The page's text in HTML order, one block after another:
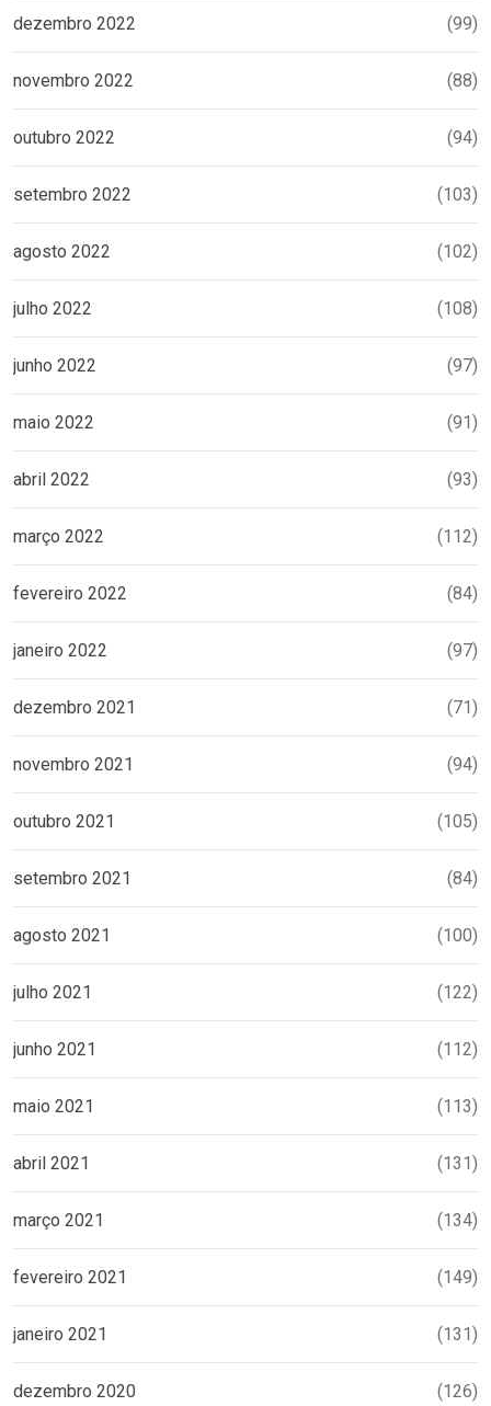
dezembro 2022 (99)
novembro 2022 (88)
outubro 2022 (94)
setembro 2022 (103)
agosto 2022 (102)
julho 2022 (108)
junho 2022 (97)
maio 2022 (91)
abril 2022 (93)
março 2022 (112)
fevereiro 2022 (84)
janeiro 2022 (97)
dezembro 2021 (71)
novembro 2021 (94)
outubro 2021 (105)
setembro 2021 (84)
agosto 2021 (100)
julho 2021 (122)
junho 2021 (112)
maio 2021 (113)
abril 2021 (131)
março 2021 (134)
fevereiro 2021 (149)
janeiro 2021 (131)
dezembro 2020 (126)